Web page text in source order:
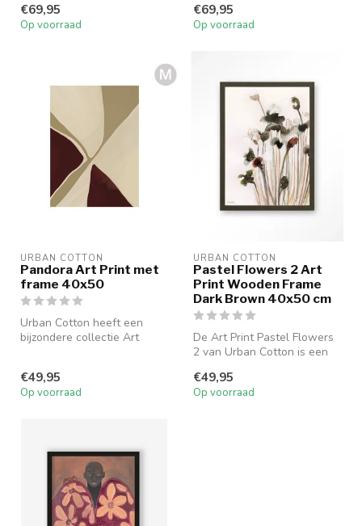
ontwerpe...
€69,95
Op voorraad
ontwerpe...
€69,95
Op voorraad
URBAN COTTON
Pandora Art Print met
frame 40x50
Urban Cotton heeft een
bijzondere collectie Art
€49,95
Op voorraad
URBAN COTTON
Pastel Flowers 2 Art
Print Wooden Frame
Dark Brown 40x50 cm
De Art Print Pastel Flowers
2 van Urban Cotton is een
€49,95
Op voorraad